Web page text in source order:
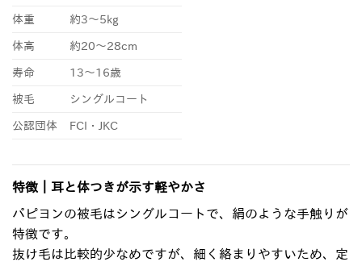
体重 約3〜5kg
体高 約20〜28cm
寿命 13〜16歳
被毛 シングルコート
公認団体 FCI・JKC
特徴｜耳と体つきが示す軽やかさ
パピヨンの被毛はシングルコートで、絹のような手触りが
特徴です。
抜け毛は比較的少なめですが、細く絡まりやすいため、定